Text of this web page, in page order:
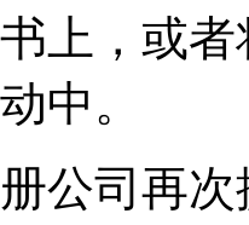
上，或
中。
公司再